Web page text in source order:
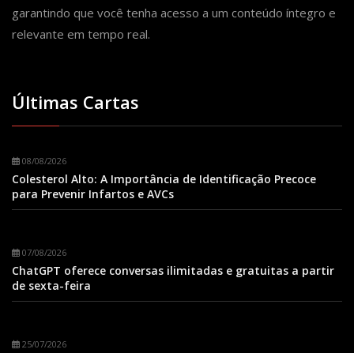
garantindo que você tenha acesso a um conteúdo íntegro e
relevante em tempo real.
Últimas Cartas
08/08/2026
Colesterol Alto: A Importância de Identificação Precoce
para Prevenir Infartos e AVCs
07/08/2026
ChatGPT oferece conversas ilimitadas e gratuitas a partir
de sexta-feira
25/07/2026